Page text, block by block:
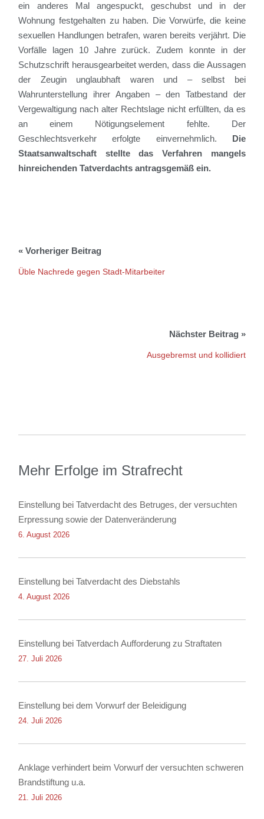
ein anderes Mal angespuckt, geschubst und in der
Wohnung festgehalten zu haben. Die Vorwürfe, die keine
sexuellen Handlungen betrafen, waren bereits verjährt. Die
Vorfälle lagen 10 Jahre zurück. Zudem konnte in der
Schutzschrift herausgearbeitet werden, dassdie Aussagen
der Zeugin unglaubhaft waren und – selbst bei
Wahrunterstellung
ihrer Angaben – den Tatbestand der
Vergewaltigung nach alter Rechtslage nicht erfüllten, da es
an einem Nötigungselement fehlte. Der
Geschlechtsverkehr erfolgte einvernehmlich. Die
Staatsanwaltschaft stellte das Verfahren mangels
hinreichenden Tatverdachts antragsgemäß ein.
Üble Nachrede gegen Stadt-Mitarbeiter
Ausgebremst und kollidiert
Mehr Erfolge im Strafrecht
Einstellung bei Tatverdacht des Betruges, der versuchten
Erpressung sowie der Datenveränderung
6. August 2026
Einstellung bei Tatverdacht des Diebstahls
4. August 2026
Einstellung bei Tatverdach Aufforderung zu Straftaten
27. Juli 2026
Einstellung bei dem Vorwurf der Beleidigung
24. Juli 2026
Anklage verhindert beim Vorwurf der versuchten schweren
Brandstiftung u.a.
21. Juli 2026